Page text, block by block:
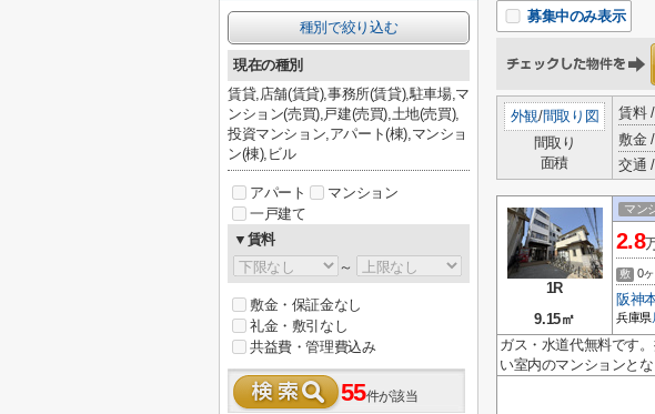
募集中のみ表示
外観/間取り図
間取り
面積
賃料
敷金
交通
1R
9.15㎡
マン
2.8
敷 0
阪神
兵庫県
ガス・水道代無料です
い室内のマンションと
種別で絞り込む
現在の種別
賃貸,店舗(賃貸),事務所(賃貸),駐車場,マ
ンション(売買),戸建(売買),土地(売買),
投資マンション,アパート(棟),マンショ
ン(棟),ビル
アパート
マンション
一戸建て
▼賃料
～
敷金・保証金なし
礼金・敷引なし
共益費・管理費込み
55件が該当